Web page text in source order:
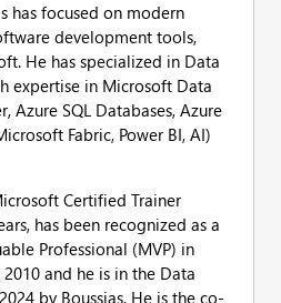
has focused on modern
development tools,
He has specialized in Data
expertise in Microsoft Data
Azure SQL Databases, Azure
Fabric, Power BI, AI)
Certified Trainer
has been recognized as a
Professional (MVP) in
and he is in the Data
by Boussias. He is the co-